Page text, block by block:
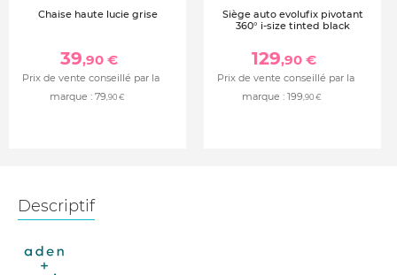
Chaise haute lucie grise
39,90 €
Prix de vente conseillé par la
marque : 79,90 €
Siège auto evolufix pivotant
360° i-size tinted black
129,90 €
Prix de vente conseillé par la
marque : 199,90 €
Descriptif